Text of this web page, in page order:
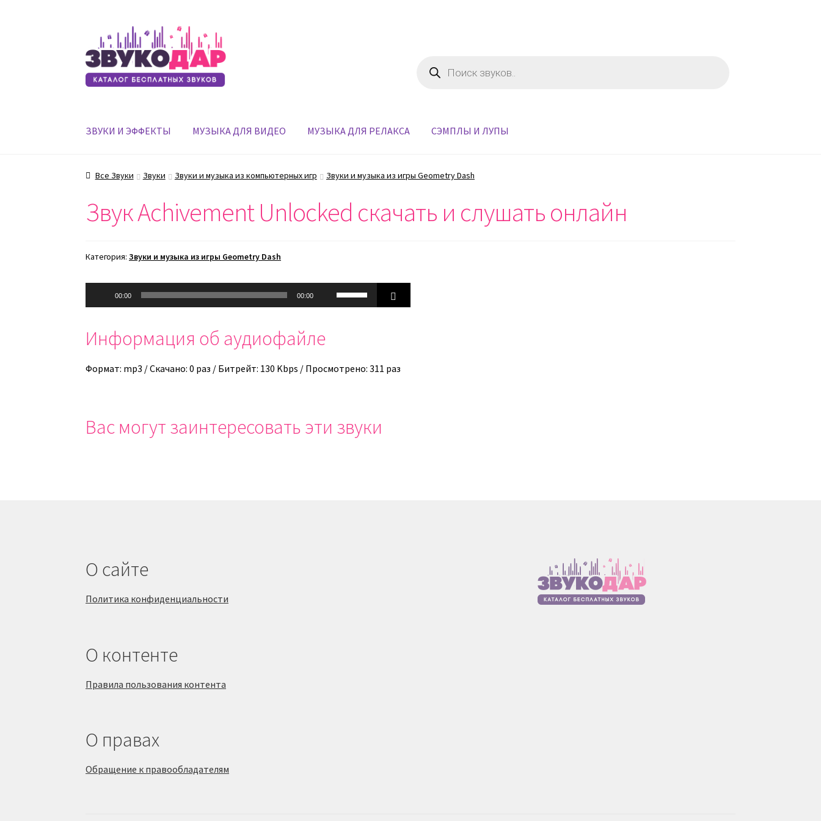
Перейти
к
навигации
Перейти
к
содержимому
товаров
ЗВУКИ И ЭФФЕКТЫ МУЗЫКА ДЛЯ ВИДЕО МУЗЫКА ДЛЯ РЕЛАКСА СЭМПЛЫ И ЛУПЫ
Все Звуки Звуки Звуки и музыка из компьютерных игр Звуки и музыка из игры Geometry Dash
Звук Achivement Unlocked скачать и слушать онлайн
Категория:Звуки и музыка из игры Geometry Dash
00:00 00:00
Используйте
клавиши
увеличить
Информация об аудиофайле
Формат: mp3 / Скачано: 0 раз / Битрейт: 130 Kbps / Просмотрено: 311 раз
Вас могут заинтересовать эти звуки
О сайте
Политика конфиденциальности
О контенте
Правила пользования контента
О правах
Обращение к правообладателям